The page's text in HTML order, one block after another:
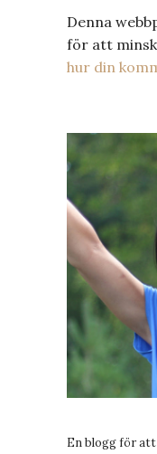
Denna
för att
hur din
En blogg för